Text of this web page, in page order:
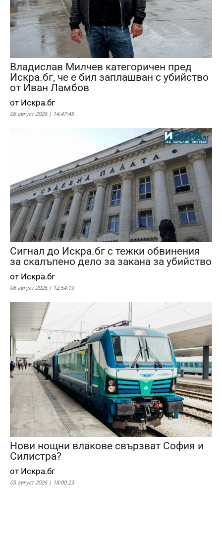
Владислав Милчев категоричен пред
Искра.бг, че е бил заплашван с убийство
от Иван Ламбов
от Искра.бг
06 август 2026 | 14:47:45
Сигнал до Искра.бг с тежки обвинения
за скалъпено дело за закана за убийство
от Искра.бг
06 август 2026 | 12:54:19
Нови нощни влакове свързват София и
Силистра?
от Искра.бг
05 август 2026 | 18:00:23